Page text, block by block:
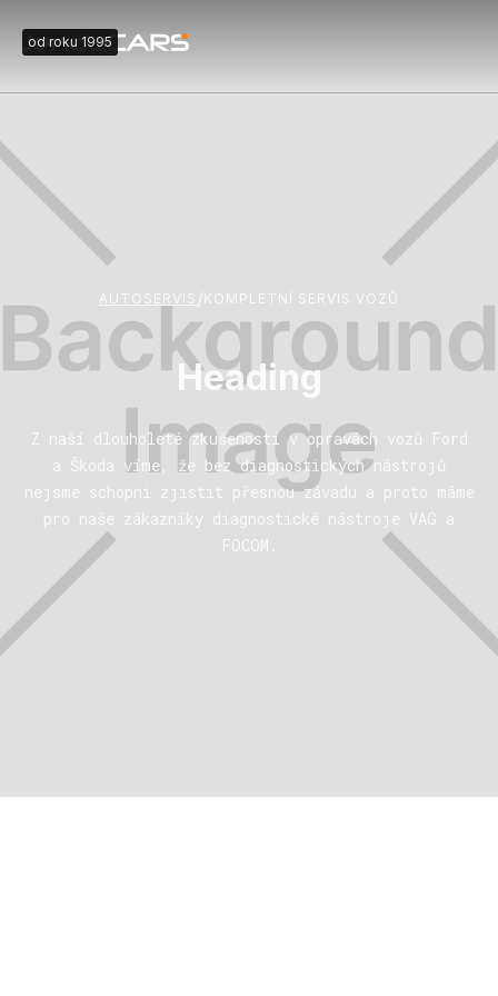
od roku 1995
AUTOSERVIS /KOMPLETNÍ SERVIS VOZŮ
Heading
Z naší dlouholeté zkušenosti v opravách vozů Ford
a Škoda víme, že bez diagnostických nástrojů
nejsme schopni zjistit přesnou závadu a proto máme
pro naše zákazníky diagnostické nástroje VAG a
FOCOM.